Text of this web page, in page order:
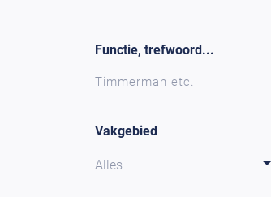
Functie, trefwoord...
Vakgebied
Alles